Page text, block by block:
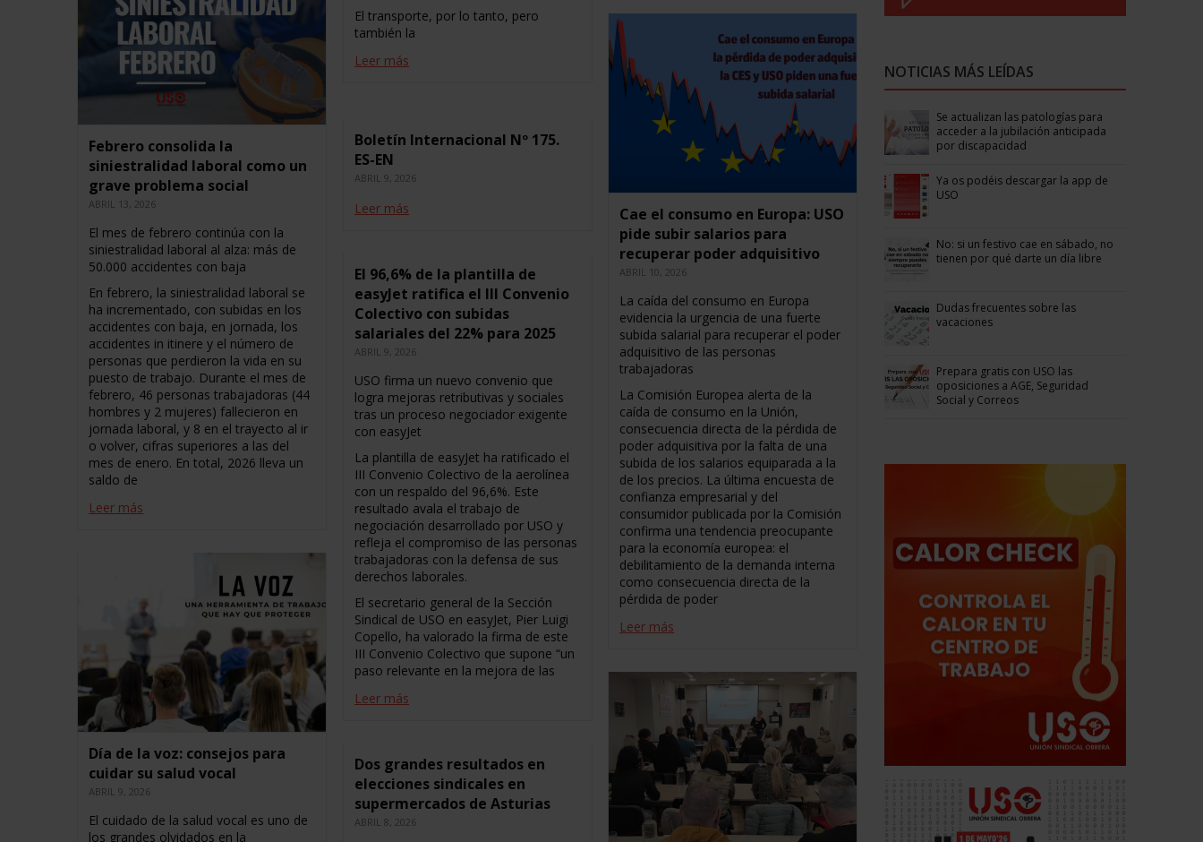
El transporte, por lo tanto, pero
también la
Leer más
Febrero consolida la
siniestralidad laboral como un
grave problema social
ABRIL 13, 2026
El mes de febrero continúa con la
siniestralidad laboral al alza: más de
50.000 accidentes con baja
En febrero, la siniestralidad laboral se
ha incrementado, con subidas en los
accidentes con baja, en jornada, los
accidentes in itinere y el número de
personas que perdieron la vida en su
puesto de trabajo. Durante el mes de
febrero, 46 personas trabajadoras (44
hombres y 2 mujeres) fallecieron en
jornada laboral, y 8 en el trayecto al ir
o volver, cifras superiores a las del
mes de enero. En total, 2026 lleva un
saldo de
Leer más
Cae el consumo en Europa: USO
pide subir salarios para
recuperar poder adquisitivo
ABRIL 10, 2026
La caída del consumo en Europa
evidencia la urgencia de una fuerte
subida salarial para recuperar el poder
adquisitivo de las personas
trabajadoras
La Comisión Europea alerta de la
caída de consumo en la Unión,
consecuencia directa de la pérdida de
poder adquisitiva por la falta de una
subida de los salarios equiparada a la
de los precios. La última encuesta de
confianza empresarial y del
consumidor publicada por la Comisión
confirma una tendencia preocupante
para la economía europea: el
debilitamiento de la demanda interna
como consecuencia directa de la
pérdida de poder
Leer más
Boletín Internacional Nº 175.
ES-EN
ABRIL 9, 2026
Leer más
El 96,6% de la plantilla de
easyJet ratifica el III Convenio
Colectivo con subidas
salariales del 22% para 2025
ABRIL 9, 2026
USO firma un nuevo convenio que
logra mejoras retributivas y sociales
tras un proceso negociador exigente
con easyJet
La plantilla de easyJet ha ratificado el
III Convenio Colectivo de la aerolínea
con un respaldo del 96,6%. Este
resultado avala el trabajo de
negociación desarrollado por USO y
refleja el compromiso de las personas
trabajadoras con la defensa de sus
derechos laborales.
El secretario general de la Sección
Sindical de USO en easyJet, Pier Luigi
Copello, ha valorado la firma de este
III Convenio Colectivo que supone “un
paso relevante en la mejora de las
Leer más
Día de la voz: consejos para
cuidar su salud vocal
ABRIL 9, 2026
El cuidado de la salud vocal es uno de
los grandes olvidados en la
Dos grandes resultados en
elecciones sindicales en
supermercados de Asturias
ABRIL 8, 2026
NOTICIAS MÁS LEÍDAS
Se actualizan las patologías para
acceder a la jubilación anticipada
por discapacidad
Ya os podéis descargar la app de
USO
No: si un festivo cae en sábado, no
tienen por qué darte un día libre
Dudas frecuentes sobre las
vacaciones
Prepara gratis con USO las
oposiciones a AGE, Seguridad
Social y Correos